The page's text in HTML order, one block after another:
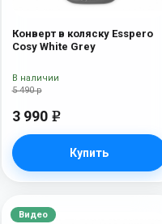
Конверт в коляску Esspero
Cosy White Grey
5 490 р
3 990 e
Купить
В наличии
Видео